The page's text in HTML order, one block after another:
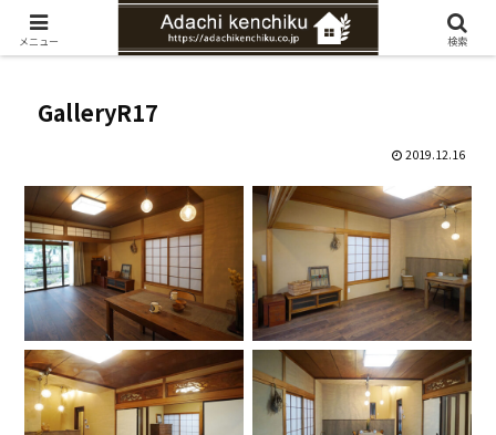
愛知県みよし市の工務店。自然素材を使ったナチュラルな家づくりをご提案
GalleryR17
2019.12.16
メニュー 検索